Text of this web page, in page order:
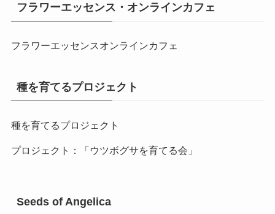
フラワーエッセンス・オンラインカフェ
フラワーエッセンスオンラインカフェ
種を育てるプロジェクト
種を育てるプロジェクト
プロジェクト：「ウツボグサを育てる会」
Seeds of Angelica